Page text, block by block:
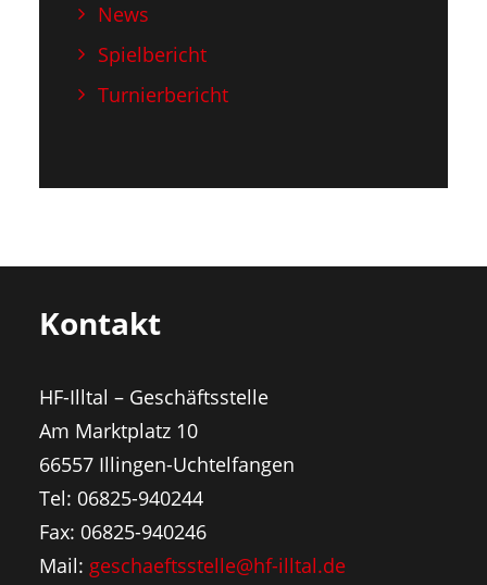
News
Spielbericht
Turnierbericht
Kontakt
HF-Illtal – Geschäftsstelle
Am Marktplatz 10
66557 Illingen-Uchtelfangen
Tel: 06825-940244
Fax: 06825-940246
Mail: geschaeftsstelle@hf-illtal.de